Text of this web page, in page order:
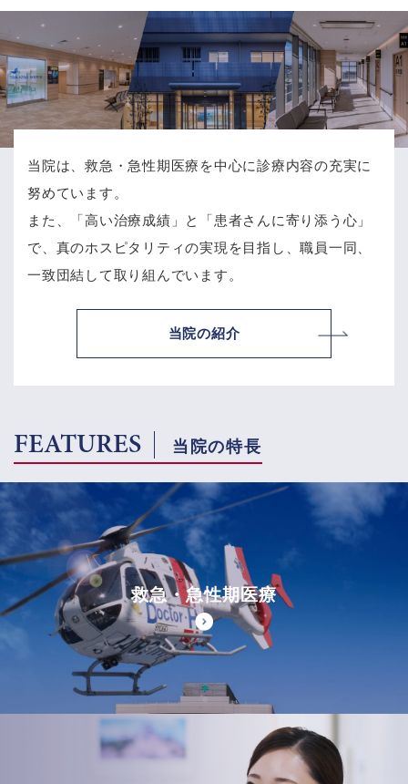
当院は、救急・急性期医療を中心に診療内容の充実に
努めています。
また、「高い治療成績」と「患者さんに寄り添う心」
で、 真のホスピタリティの実現を目指し、職員一同、
一致団結して取り組んでいます。
当院の紹介
FEATURES 当院の特長
救急・急性期医療